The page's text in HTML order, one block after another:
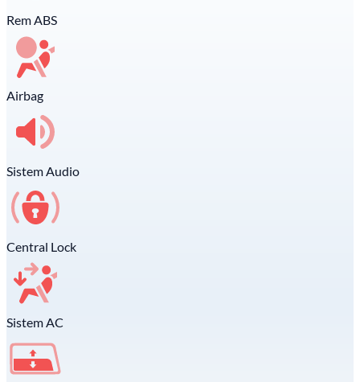
Rem ABS
Airbag
Sistem Audio
Central Lock
Sistem AC